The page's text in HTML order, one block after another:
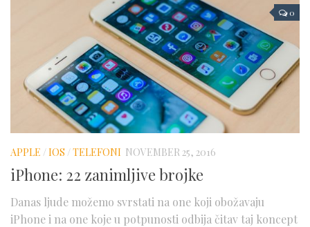
0
APPLE /IOS /TELEFONI NOVEMBER 25, 2016
iPhone: 22 zanimljive brojke
Danas ljude možemo svrstati na one koji obožavaju
iPhone i na one koje u potpunosti odbija čitav taj koncept